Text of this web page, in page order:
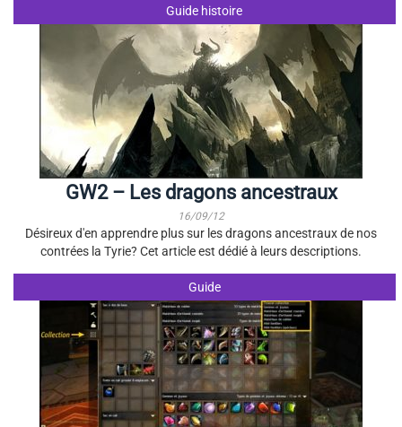
Guide histoire
GW2 – Les dragons ancestraux
16/09/12
Désireux d'en apprendre plus sur les dragons ancestraux de nos
contrées la Tyrie? Cet article est dédié à leurs descriptions.
Guide